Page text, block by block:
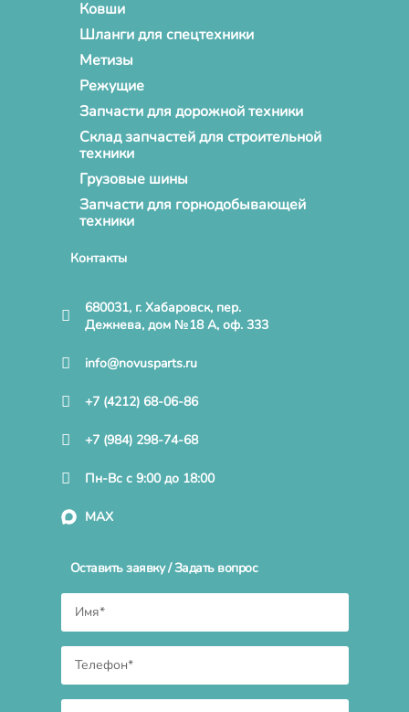
Ковши
Шланги для спецтехники
Метизы
Режущие
Запчасти для дорожной техники
Склад запчастей для строительной
техники
Грузовые шины
Запчасти для горнодобывающей
техники
Контакты
680031, г. Хабаровск, пер.
Дежнева, дом №18 А, оф. 333
info@novusparts.ru
+7 (4212) 68-06-86
+7 (984) 298-74-68
Пн-Вс с 9:00 до 18:00
MAX
Оставить заявку / Задать вопрос